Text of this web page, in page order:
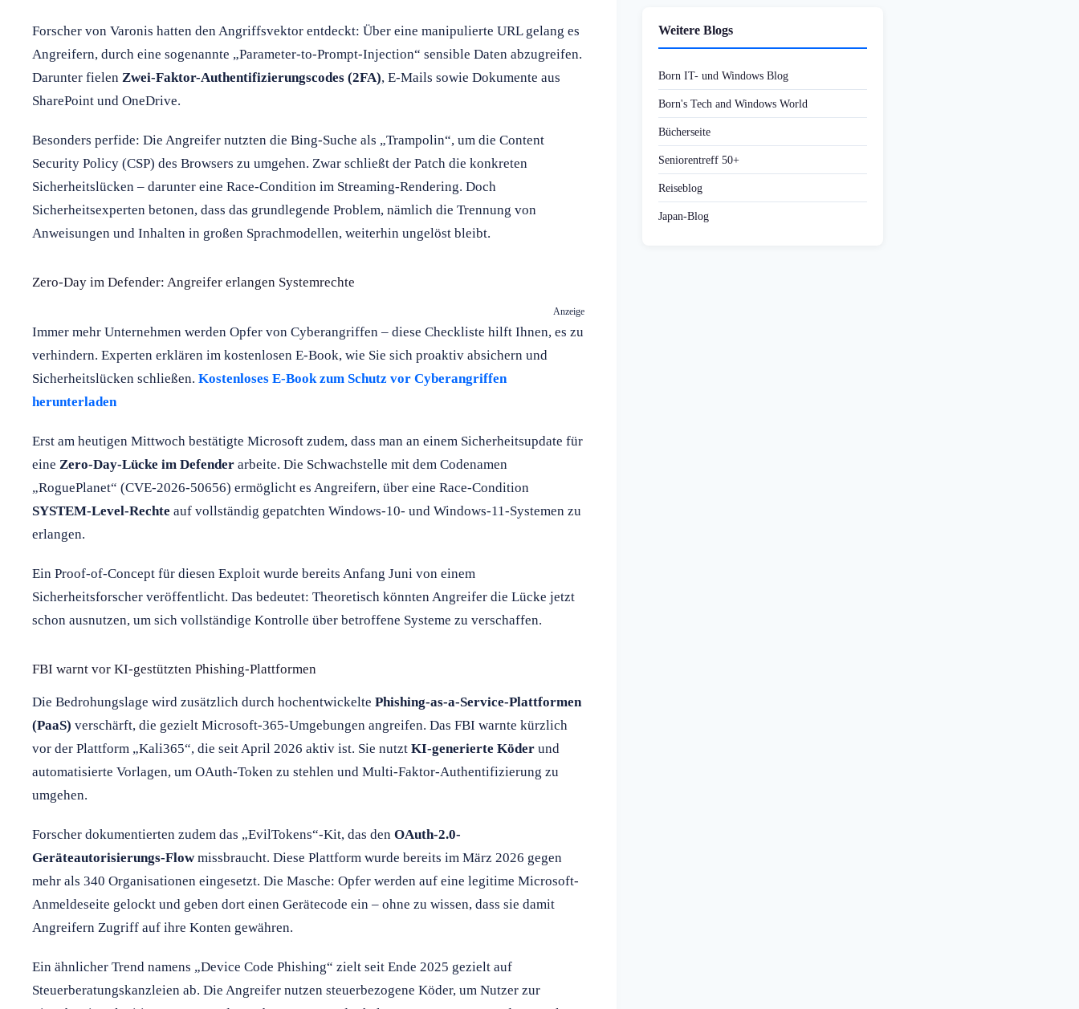
Forscher von Varonis hatten den Angriffsvektor entdeckt: Über eine manipulierte URL gelang es
Angreifern, durch eine sogenannte „Parameter-to-Prompt-Injection“ sensible Daten abzugreifen.
Darunter fielen Zwei-Faktor-Authentifizierungscodes (2FA), E-Mails sowie Dokumente aus
SharePoint und OneDrive.
Besonders perfide: Die Angreifer nutzten die Bing-Suche als „Trampolin“, um die Content
Security Policy (CSP) des Browsers zu umgehen. Zwar schließt der Patch die konkreten
Sicherheitslücken – darunter eine Race-Condition im Streaming-Rendering. Doch
Sicherheitsexperten betonen, dass das grundlegende Problem, nämlich die Trennung von
Anweisungen und Inhalten in großen Sprachmodellen, weiterhin ungelöst bleibt.
Zero-Day im Defender: Angreifer erlangen Systemrechte
Anzeige
Immer mehr Unternehmen werden Opfer von Cyberangriffen – diese Checkliste hilft Ihnen, es zu
verhindern. Experten erklären im kostenlosen E-Book, wie Sie sich proaktiv absichern und
Sicherheitslücken schließen. Kostenloses E-Book zum Schutz vor Cyberangriffen
herunterladen
Erst am heutigen Mittwoch bestätigte Microsoft zudem, dass man an einem Sicherheitsupdate für
eine Zero-Day-Lücke im Defender arbeite. Die Schwachstelle mit dem Codenamen
„RoguePlanet“ (CVE-2026-50656) ermöglicht es Angreifern, über eine Race-Condition
SYSTEM-Level-Rechte auf vollständig gepatchten Windows-10- und Windows-11-Systemen zu
erlangen.
Ein Proof-of-Concept für diesen Exploit wurde bereits Anfang Juni von einem
Sicherheitsforscher veröffentlicht. Das bedeutet: Theoretisch könnten Angreifer die Lücke jetzt
schon ausnutzen, um sich vollständige Kontrolle über betroffene Systeme zu verschaffen.
FBI warnt vor KI-gestützten Phishing-Plattformen
Die Bedrohungslage wird zusätzlich durch hochentwickelte Phishing-as-a-Service-Plattformen
(PaaS) verschärft, die gezielt Microsoft-365-Umgebungen angreifen. Das FBI warnte kürzlich
vor der Plattform „Kali365“, die seit April 2026 aktiv ist. Sie nutzt KI-generierte Köder und
automatisierte Vorlagen, um OAuth-Token zu stehlen und Multi-Faktor-Authentifizierung zu
umgehen.
Forscher dokumentierten zudem das „EvilTokens“-Kit, das den OAuth-2.0-
Geräteautorisierungs-Flowmissbraucht. Diese Plattform wurde bereits im März 2026 gegen
mehr als 340 Organisationen eingesetzt. Die Masche: Opfer werden auf eine legitime Microsoft-
Anmeldeseite gelockt und geben dort einen Gerätecode ein – ohne zu wissen, dass sie damit
Angreifern Zugriff auf ihre Konten gewähren.
Ein ähnlicher Trend namens „Device Code Phishing“ zielt seit Ende 2025 gezielt auf
Steuerberatungskanzleien ab. Die Angreifer nutzen steuerbezogene Köder, um Nutzer zur
Weitere Blogs
Born IT- und Windows Blog
Born's Tech and Windows World
Bücherseite
Seniorentreff 50+
Reiseblog
Japan-Blog